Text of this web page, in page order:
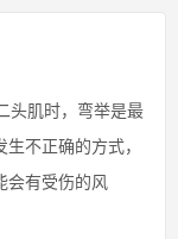
肌时，弯举是最
不正确的方式，
会有受伤的风